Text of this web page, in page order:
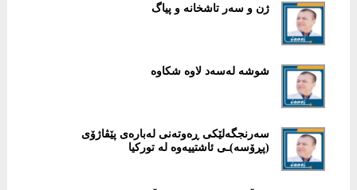
ژن و سەر تاشخانە و پیاگ
شوشە لەسەد لاوە شکاوە
سەرنجگەلێکی ڕەوتەنی لەبارەی پێڤاژۆی
(پڕۆسە)ـی ئاشتییەوە لە تورکیا